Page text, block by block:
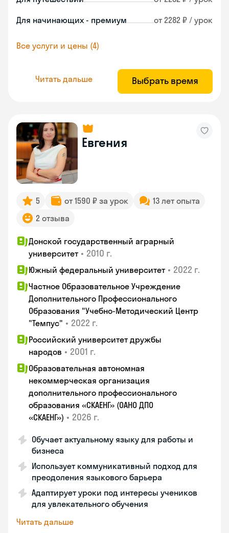
Для начинающих - премиум от 2282 ₽ / урок
Все услуги и цены (4)
Читать дальше Выбрать время
Евгения
5 от 1590 ₽ за урок
13 лет опыта
2 отзыва
Донской государственный аграрный
университет • 2010 г.
Южный федеральный университет • 2022 г.
Частное Образовательное Учреждение
Дополнительного Профессионального
Образования "Учебно-Методический Центр
"Темпус" • 2022 г.
Российский университет дружбы
народов • 2001 г.
Образовательная автономная
некоммерческая организация
дополнительного профессионального
образования «СКАЕНГ» (ОАНО ДПО
«СКАЕНГ») • 2026 г.
Обучает актуальному языку для работы и
бизнеса
Использует коммуникативный подход для
преодоления языкового барьера
Адаптирует уроки под интересы учеников
для увлекательного обучения
Читать дальше